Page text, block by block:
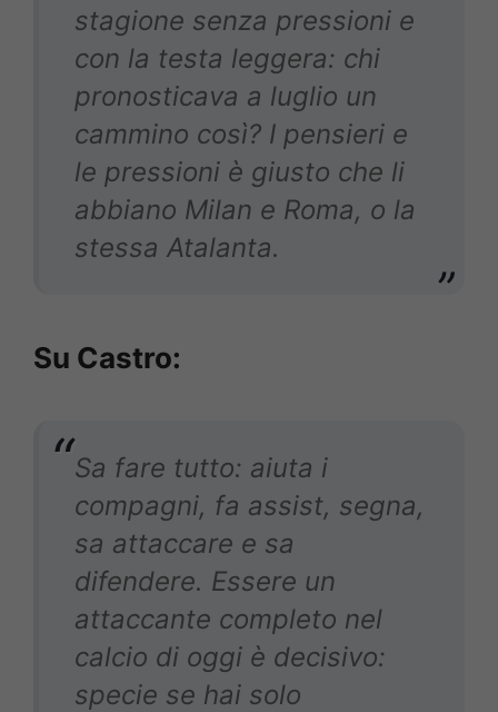
stagione senza pressioni e
con la testa leggera: chi
pronosticava a luglio un
cammino così? I pensieri e
le pressioni è giusto che li
abbiano Milan e Roma, o la
stessa Atalanta.
Su Castro:
Sa fare tutto: aiuta i
compagni, fa assist, segna,
sa attaccare e sa
difendere. Essere un
attaccante completo nel
calcio di oggi è decisivo:
specie se hai solo